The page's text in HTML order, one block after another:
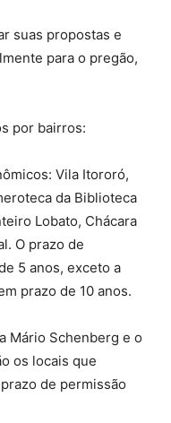
suas propostas e
para o pregão,
por bairros:
Vila Itororó,
da Biblioteca
Lobato, Chácara
O prazo de
5 anos, exceto a
prazo de 10 anos.
Mário Schenberg e o
os locais que
de permissão